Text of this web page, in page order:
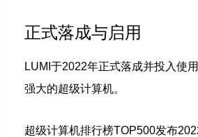
正式落成与启用
LUMI于2022年正式落成并投入使
强大的超级计算机。
超级计算机排行榜TOP500发布